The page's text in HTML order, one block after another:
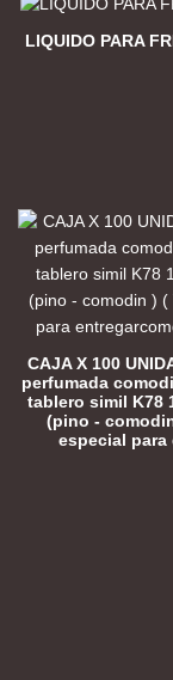
LIQUIDO PARA
CAJA X 100
perfumada
tablero simil K78
(pino -
especial para